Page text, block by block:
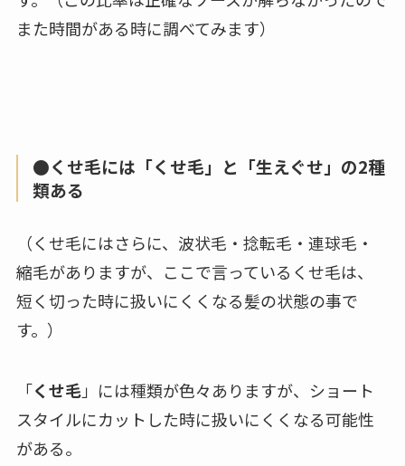
また時間がある時に調べてみます）
●くせ毛には「くせ毛」と「生えぐせ」の2種
類ある
（くせ毛にはさらに、波状毛・捻転毛・連球毛・
縮毛がありますが、ここで言っているくせ毛は、
短く切った時に扱いにくくなる髪の状態の事で
す。）
「くせ毛」には種類が色々ありますが、ショート
スタイルにカットした時に扱いにくくなる可能性
がある。